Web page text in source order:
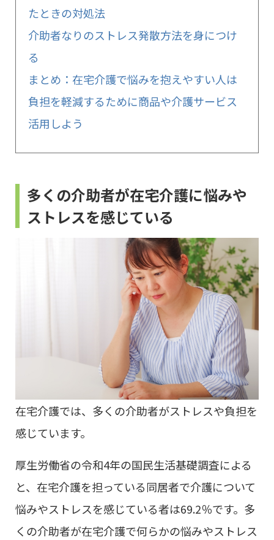
たときの対処法
介助者なりのストレス発散方法を身につけ
る
まとめ：在宅介護で悩みを抱えやすい人は
負担を軽減するために商品や介護サービス
活用しよう
多くの介助者が在宅介護に悩みや
ストレスを感じている
在宅介護では、多くの介助者がストレスや負担を
感じています。
厚生労働省の令和4年の国民生活基礎調査による
と、在宅介護を担っている同居者で介護について
悩みやストレスを感じている者は69.2％です。多
くの介助者が在宅介護で何らかの悩みやストレス